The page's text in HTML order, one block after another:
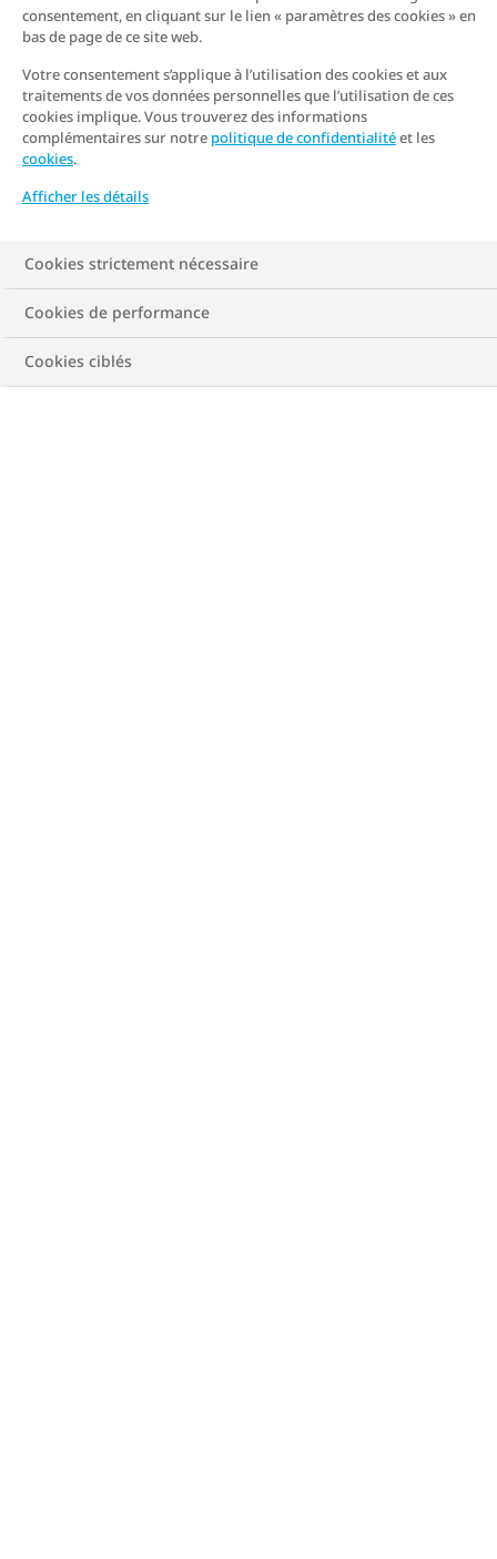
consentement, en cliquant sur le lien « paramètres des cookies » en
bas de page de ce site web.
Votre consentement s’applique à l’utilisation des cookies et aux
traitements de vos données personnelles que l’utilisation de ces
cookies implique. Vous trouverez des informations
complémentaires sur notre politique de confidentialitéet les
cookies.
Afficher les détails
Cookies strictement nécessaire
Cookies de performance
Cookies ciblés